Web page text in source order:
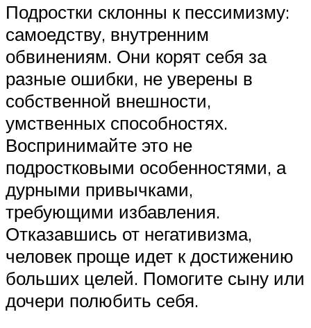
Подростки склонны к пессимизму:
самоедству, внутренним
обвинениям. Они корят себя за
разные ошибки, не уверены в
собственной внешности,
умственных способностях.
Воспринимайте это не
подростковыми особенностями, а
дурными привычками,
требующими избавления.
Отказавшись от негативизма,
человек проще идет к достижению
больших целей. Помогите сыну или
дочери полюбить себя.